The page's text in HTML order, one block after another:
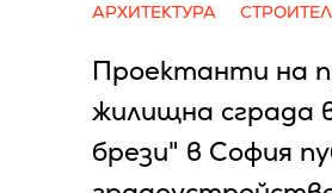
АРХИТЕКТУРА
Проектанти на
жилищна сграда
брези" в София